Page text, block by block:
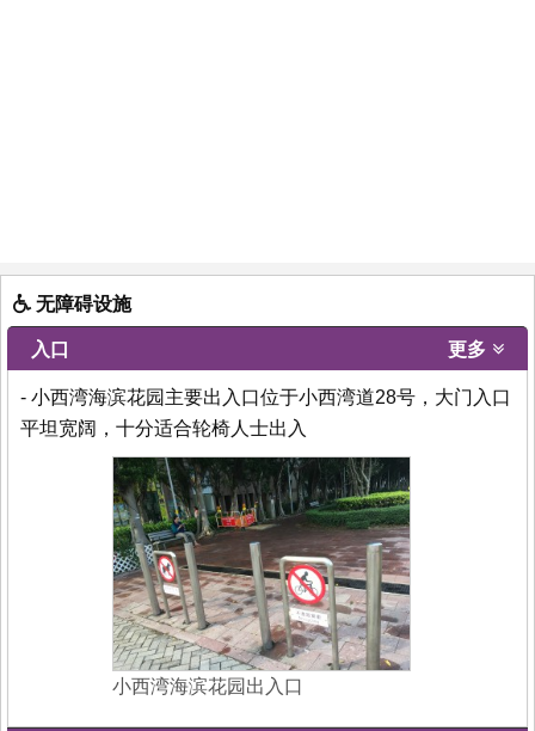
无障碍设施
入口 更多
- 小西湾海滨花园主要出入口位于小西湾道28号，大门入口
平坦宽阔，十分适合轮椅人士出入
小西湾海滨花园出入口